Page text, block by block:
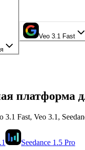
Veo 3.1 Fast
платформа
3.1 Fast, Veo 3.1,
Seedance 1.5 Pro